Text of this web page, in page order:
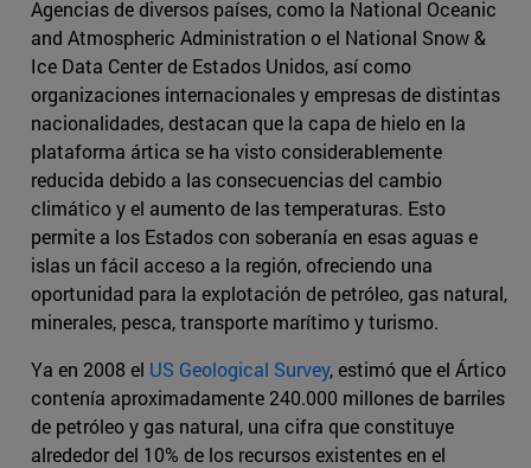
Agencias de diversos países, como la National Oceanic
and Atmospheric Administration o el National Snow &
Ice Data Center de Estados Unidos, así como
organizaciones internacionales y empresas de distintas
nacionalidades, destacan que la capa de hielo en la
plataforma ártica se ha visto considerablemente
reducida debido a las consecuencias del cambio
climático y el aumento de las temperaturas. Esto
permite a los Estados con soberanía en esas aguas e
islas un fácil acceso a la región, ofreciendo una
oportunidad para la explotación de petróleo, gas natural,
minerales, pesca, transporte marítimo y turismo.
Ya en 2008 el US Geological Survey, estimó que el Ártico
contenía aproximadamente 240.000 millones de barriles
de petróleo y gas natural, una cifra que constituye
alrededor del 10% de los recursos existentes en el